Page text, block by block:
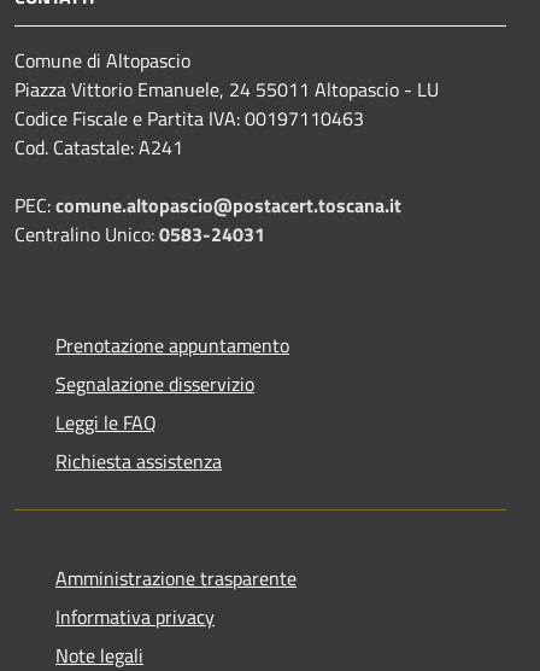
Comune di Altopascio
Piazza Vittorio Emanuele, 24 55011 Altopascio - LU
Codice Fiscale e Partita IVA: 00197110463
Cod. Catastale: A241
PEC:comune.altopascio@postacert.toscana.it
Centralino Unico:0583-24031
Prenotazione appuntamento
Segnalazione disservizio
Leggi le FAQ
Richiesta assistenza
Amministrazione trasparente
Informativa privacy
Note legali